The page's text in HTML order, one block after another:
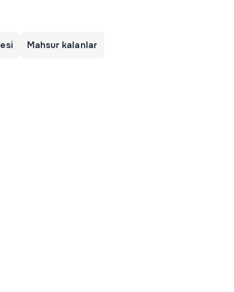
Mahsur kalanlar